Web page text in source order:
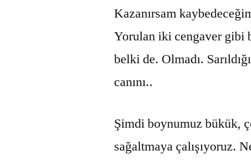
Kazanırsam
Yorulan iki cengaver gibi
belki de. Olmadı.
canını..
Şimdi boynumuz bükük,
sağaltmaya çalışıyoruz.